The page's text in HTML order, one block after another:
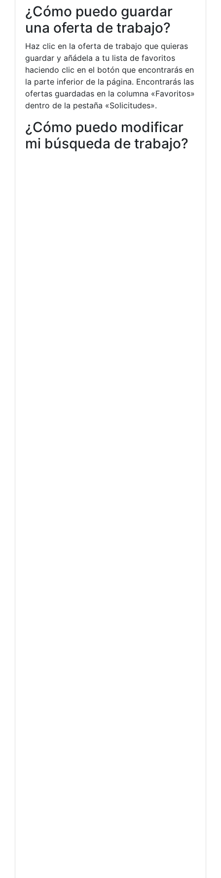
¿Cómo puedo guardar
una oferta de trabajo?
Haz clic en la oferta de trabajo que quieras
guardar y añádela a tu lista de favoritos
haciendo clic en el botón que encontrarás en
la parte inferior de la página. Encontrarás las
ofertas guardadas en la columna «Favoritos»
dentro de la pestaña «Solicitudes».
¿Cómo puedo modificar
mi búsqueda de trabajo?